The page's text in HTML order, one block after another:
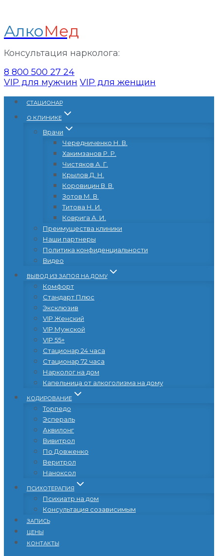
АлкоМед
Консультация нарколога:
8 800 500 27 24
VIP для мужчин VIP для женщин
Перейти
содержанию
CТАЦИОНАР
О КЛИНИКЕ
Врачи
Чередниченко Н. В.
Хакимзанов Р. Р.
Чистяков А. Г.
Крылов Д. Н.
Коровицин В. В.
Зотов М. В.
Титова Н. И.
Коврига А. И.
Преимущества клиники
Наши партнеры
Политика конфиденциальности
Видео
ВЫВОД ИЗ ЗАПОЯ НА ДОМУ
Комфорт
Стандарт Плюс
Эксклюзив
VIP Женский
VIP Мужской
VIP 55+
Стационар 24 часа
Стационар 72 часа
Нарколог на дом
Капельница от алкоголизма на дому
КОДИРОВАНИЕ
Торпедо
Эспераль
Аквилонг
Вивитрол
По Довженко
Веритрол
Наноксол
ПСИХОТЕРАПИЯ
Психиатр на дом
Консультация созависимым
ЗАПИСЬ
ЦЕНЫ
КОНТАКТЫ